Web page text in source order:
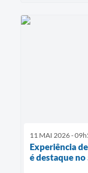
11 MAI 2026 -
Experiência
é destaque no